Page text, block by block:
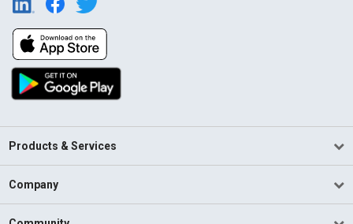
Products & Services
Company